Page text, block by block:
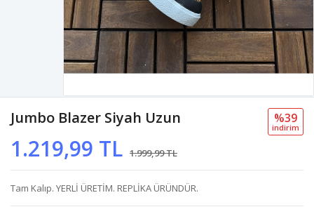
Jumbo Blazer Siyah Uzun
1.219,99 TL 1.999,99 TL
%39
i̇ndi̇ri̇m
Tam Kalıp. YERLİ ÜRETİM. REPLİKA ÜRÜNDÜR.